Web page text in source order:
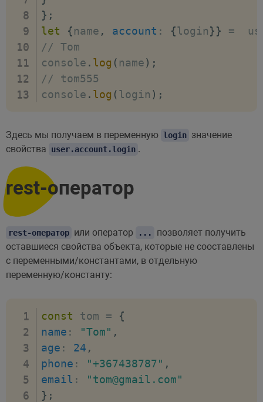
} ;
let
{name , account : {login}} =
// Tom
console . log ( name) ;
// tom555
console . log (login ) ;
Здесь мы получаем в переменную login значение
свойства
user.account.login .
rest-оператор
rest-оператор или оператор ...
позволяет получить
оставшиеся свойства объекта, которые не сооставлены
с переменными/константами, в отдельную
переменную/константу:
const tom =
{
name : "Tom" ,
age : 24 ,
phone : "+367438787" ,
email :
"tom@gmail.com"
} ;